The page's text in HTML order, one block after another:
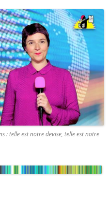
: telle est notre devise, telle est notre